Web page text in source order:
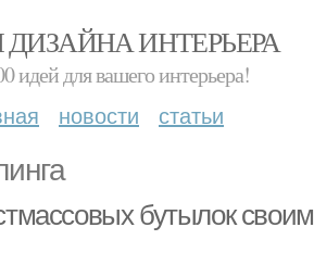
ИНТЕРЬЕРА
идей для вашего интерьера!
новости статьи
бутылок